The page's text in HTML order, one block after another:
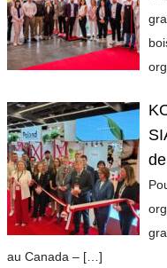
au Canada – […]